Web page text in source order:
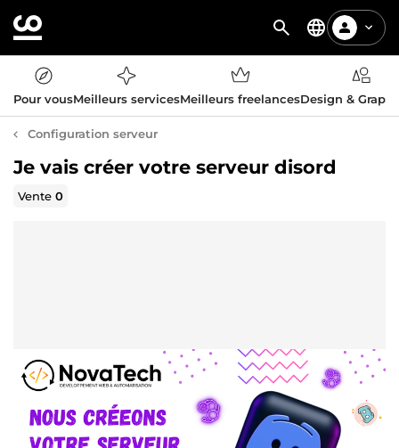
Pour vousMeilleurs servicesMeilleurs freelancesDesign &
Configuration serveur
Je vais créer votre serveur disord
Vente0